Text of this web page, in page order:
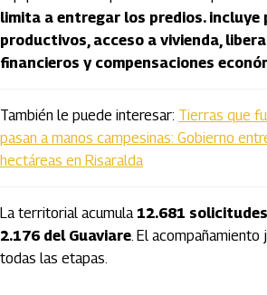
limita a entregar los predios. incluye
productivos, acceso a vivienda,
financieros y compensaciones
También le puede interesar: Tierras que
pasan a manos campesinas: Gobierno
hectáreas en Risaralda
La territorial acumula 12.681
2.176 del Guaviare. El
todas las etapas.